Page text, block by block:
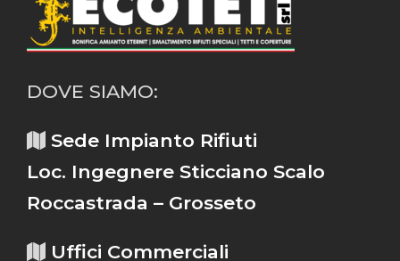
DOVE SIAMO:
Sede Impianto Rifiuti
Loc. Ingegnere Sticciano Scalo
Roccastrada – Grosseto
Uffici Commerciali